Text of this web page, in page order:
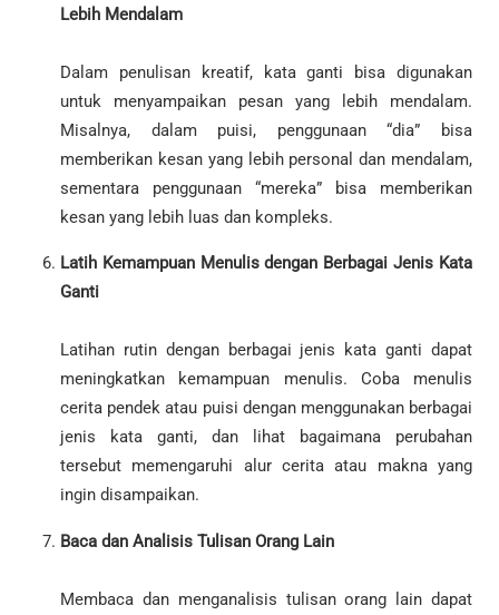
Lebih Mendalam
Dalam penulisan kreatif, kata ganti bisa digunakan
untuk menyampaikan pesan yang lebih mendalam.
Misalnya, dalam puisi, penggunaan “dia” bisa
memberikan kesan yang lebih personal dan mendalam,
sementara penggunaan “mereka” bisa memberikan
kesan yang lebih luas dan kompleks.
Latih Kemampuan Menulis dengan Berbagai Jenis Kata
Ganti
Latihan rutin dengan berbagai jenis kata ganti dapat
meningkatkan kemampuan menulis. Coba menulis
cerita pendek atau puisi dengan menggunakan berbagai
jenis kata ganti, dan lihat bagaimana perubahan
tersebut memengaruhi alur cerita atau makna yang
ingin disampaikan.
Baca dan Analisis Tulisan Orang Lain
Membaca dan menganalisis tulisan orang lain dapat